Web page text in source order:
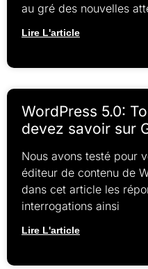
au gré des nouvelles
Lire L'article
WordPress 5.0:
devez savoir sur
Nous avons testé pour
éditeur de contenu de
dans cet article les
interrogations ainsi
Lire L'article